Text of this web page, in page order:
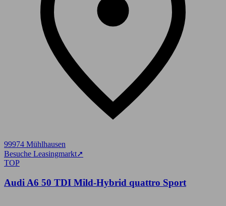
99974 Mühlhausen
Besuche Leasingmarkt➚
TOP
Audi A6 50 TDI Mild-Hybrid quattro Sport